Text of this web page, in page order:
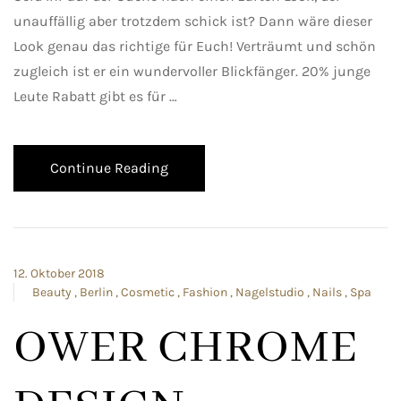
unauffällig aber trotzdem schick ist? Dann wäre dieser
Look genau das richtige für Euch! Verträumt und schön
zugleich ist er ein wundervoller Blickfänger. 20% junge
Leute Rabatt gibt es für …
Continue Reading
12. Oktober 2018
Beauty
Berlin Cosmetic Fashion Nagelstudio Nails Spa
OWER CHROME